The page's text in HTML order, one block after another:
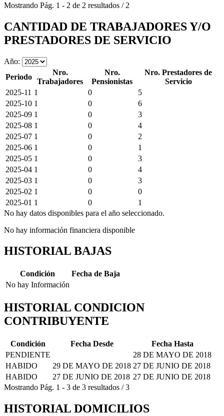
Mostrando Pág. 1 - 2 de 2 resultados / 2
CANTIDAD DE TRABAJADORES Y/O
PRESTADORES DE SERVICIO
Año:
Periodo
Nro.
Trabajadores
Nro.
Pensionistas
Nro. Prestadores de
Servicio
2025-11 1 0
5
2025-10 1 0
6
2025-09 1 0
3
2025-08 1 0
4
2025-07 1 0
2
2025-06 1 0
1
2025-05 1 0
3
2025-04 1 0
4
2025-03 1 0
3
2025-02 1 0
0
2025-01 1 0
1
No hay datos disponibles para el año seleccionado.
No hay información financiera disponible
HISTORIAL BAJAS
Condición
Fecha de Baja
No hay Información
HISTORIAL CONDICION
CONTRIBUYENTE
Condición Fecha Desde
Fecha Hasta
PENDIENTE
28 DE MAYO DE 2018
HABIDO
29 DE MAYO DE 2018 27 DE JUNIO DE 2018
HABIDO
27 DE JUNIO DE 2018 27 DE JUNIO DE 2018
Mostrando Pág. 1 - 3 de 3 resultados /3
HISTORIAL DOMICILIOS